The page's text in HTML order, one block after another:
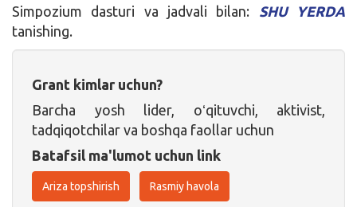
Simpozium dasturi va jadvali bilan: SHU YERDA
tanishing.
Grant kimlar uchun?
Barcha yosh lider, oʻqituvchi, aktivist,
tadqiqotchilar va boshqa faollar uchun
Batafsil ma'lumot uchun link
Ariza topshirish Rasmiy havola